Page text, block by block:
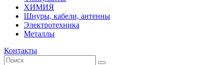
ХИМИЯ
Шнуры, кабели, антенны
Электротехника
Металлы
Контакты